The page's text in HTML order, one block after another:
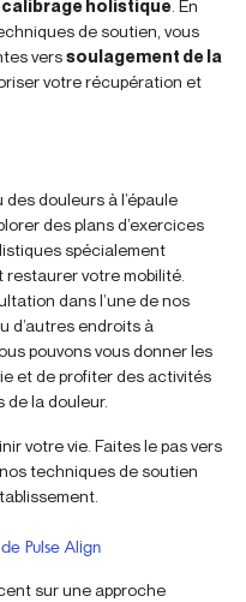
holistique . En
de soutien, vous
verssoulagement de la
votre récupération et
douleurs à l’épaule
des plans d’exercices
spécialement
votre mobilité.
dans l’une de nos
d’autres endroits à
pouvons vous donner les
et de profiter des activités
de la douleur.
votre vie. Faites le pas vers
techniques de soutien
Pulse Align
sur une approche